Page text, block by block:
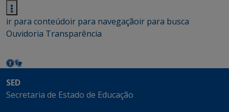
ir para conteúdoir para navegaçãoir para busca
Ouvidoria Transparência
SED
Secretaria de Estado de Educação